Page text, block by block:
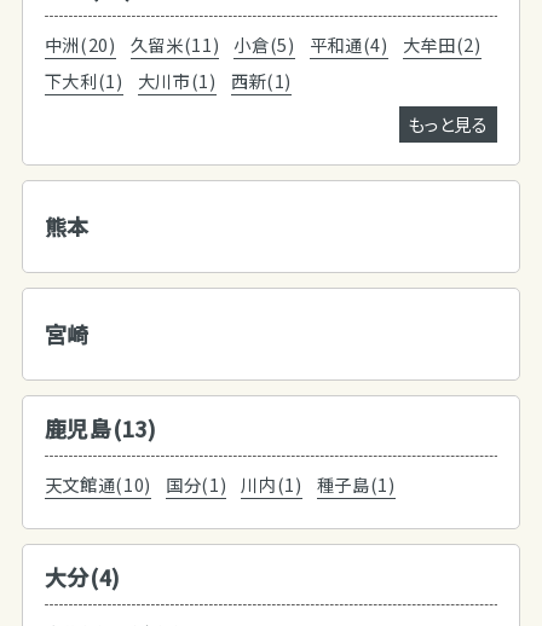
中洲(20) 久留米(11) 小倉(5) 平和通(4)
大牟田(2)
下大利(1)
大川市(1)
西新(1)
もっと見る
熊本
宮崎
鹿児島(13)
天文館通(10) 国分(1) 川内(1) 種子島(1)
大分(4)